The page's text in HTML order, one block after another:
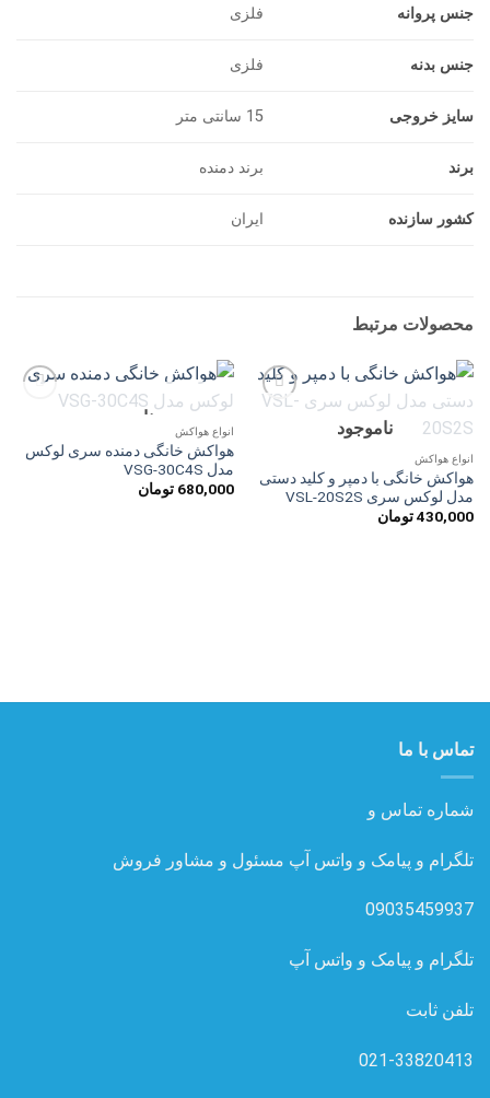
جنس پروانه فلزی
جنس بدنه فلزی
سایز خروجی 15 سانتی متر
برند برند دمنده
کشور سازنده ایران
محصولات مرتبط
ها
ناموجود
انواع هواکش
هواکش خانگی با دمپر و کلید دستی
مدل لوکس سری VSL-20S2S
430,000 تومان
علاقه
مندی
ناموجود
انواع هواکش
هواکش خانگی دمنده سری لوکس
مدل VSG-30C4S
680,000 تومان
تماس با ما
شماره تماس و
تلگرام و پیامک و واتس آپ مسئول و مشاور فروش
09035459937
تلگرام و پیامک و واتس آپ
تلفن ثابت
021-33820413